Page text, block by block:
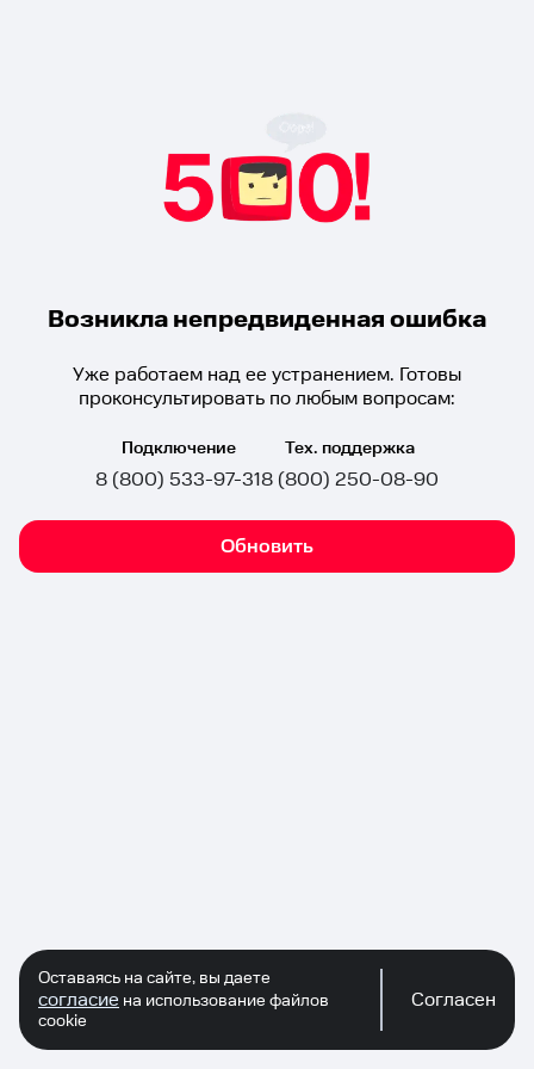
Возникла непредвиденная ошибка
Уже работаем над ее устранением. Готовы
проконсультировать по любым вопросам:
Подключение
8 (800) 533-97-31
Тех. поддержка
8 (800) 250-08-90
Обновить
Оставаясь на сайте, вы даете
согласие на использование файлов
cookie
Согласен